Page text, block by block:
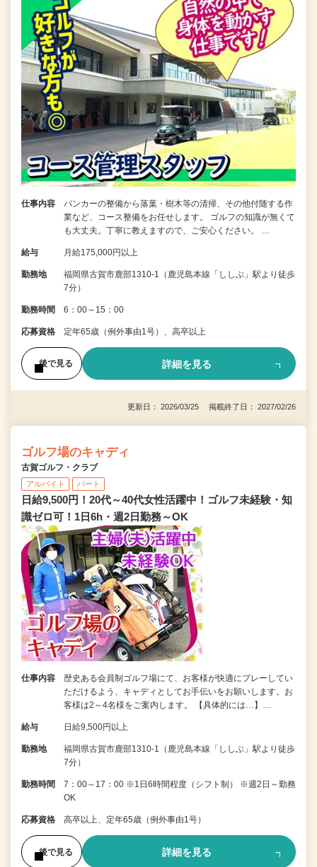
仕事内容
バンカーの整備から落葉・樹木等の清掃、その他付随する作
業など、コース整備をお任せします。 ゴルフの知識が無くて
も大丈夫。丁寧に教えますので、ご安心ください。 …
給与 月給175,000円以上
勤務地
福岡県古賀市鹿部1310-1（鹿児島本線「ししぶ」駅より徒歩
7分）
勤務時間 6：00～15：00
応募資格 定年65歳（例外事由1号）、高卒以上
後で見る 詳細を見る
更新日： 2026/03/25 掲載終了日： 2027/02/26
ゴルフ場のキャディ
古賀ゴルフ・クラブ
アルバイト パート
日給9,500円！20代～40代女性活躍中！ゴルフ未経験・知
識ゼロ可！1日6h・週2日勤務～OK
仕事内容
歴史ある会員制ゴルフ場にて、お客様が快適にプレーしてい
ただけるよう、キャディとしてお手伝いをお願いします。お
客様は2～4名様をご案内します。 【具体的には…】…
給与 日給9,500円以上
勤務地
福岡県古賀市鹿部1310-1（鹿児島本線「ししぶ」駅より徒歩
7分）
勤務時間
7：00～17：00 ※1日6時間程度（シフト制） ※週2日～勤務
OK
応募資格 高卒以上、定年65歳（例外事由1号）
後で見る 詳細を見る